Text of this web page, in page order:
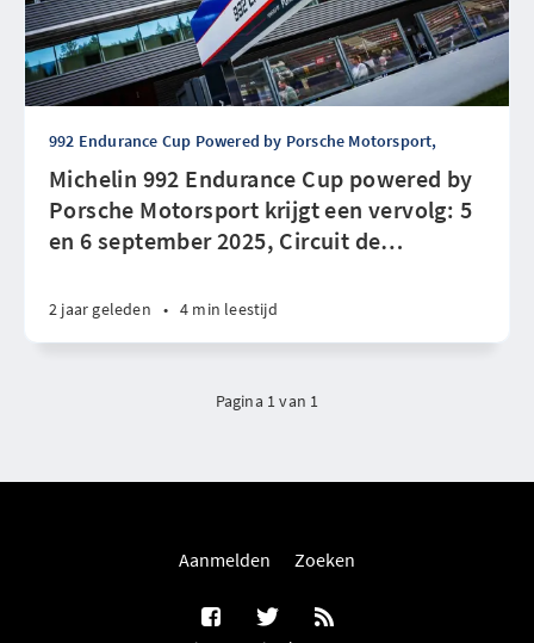
992 Endurance Cup Powered by Porsche Motorsport,
Michelin 992 Endurance Cup powered by
Porsche Motorsport krijgt een vervolg: 5
en 6 september 2025, Circuit de…
2 jaar geleden • 4 min leestijd
Pagina 1 van 1
Aanmelden Zoeken